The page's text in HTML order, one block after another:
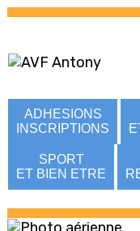
ADHESIONS
INSCRIPTIONS
SPORT
ET BIEN ETRE